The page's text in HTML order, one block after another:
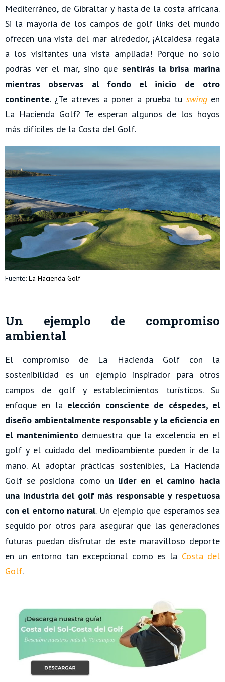
Mediterráneo, de Gibraltar y hasta de la costa africana.
Si la mayoría de los campos de golf links del mundo
ofrecen una vista del mar alrededor, ¡Alcaidesa regala
a los visitantes una vista ampliada! Porque no solo
podrás ver el mar, sino que sentirás la brisa marina
mientras
observas al fondo el inicio de otro
continente. ¿Te atreves a poner a prueba tu swingen
La Hacienda Golf? Te esperan algunos de los hoyos
más difíciles de la Costa del Golf.
Fuente: La Hacienda Golf
Un ejemplo de compromiso
ambiental
El compromiso de La Hacienda Golf con la
sostenibilidad es un ejemplo inspirador para otros
campos de golf y establecimientos turísticos. Su
enfoque en la elección consciente de céspedes, el
diseño ambientalmente responsable y la eficiencia en
el mantenimientodemuestra que la excelencia en el
golf y el cuidado del medioambiente pueden ir de la
mano. Al adoptar prácticas sostenibles, La Hacienda
Golf se posiciona como un líder en el camino hacia
una industria del golf más responsable y respetuosa
con el entorno natural. Un ejemplo que esperamos sea
seguido por otros para asegurar que las generaciones
futuras puedan disfrutar de este maravilloso deporte
en un entorno tan excepcional como es la Costa del
Golf.